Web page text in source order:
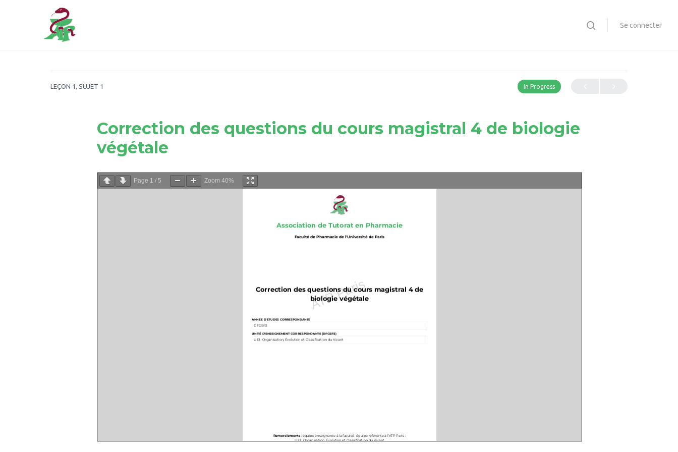
Se connecter
LEÇON 1, SUJET 1 In Progress
Correction des questions du cours magistral 4 de biologie
végétale
Page 1 / 5 Zoom 40%